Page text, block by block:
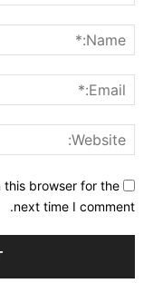
this browser for the
next time I comment.